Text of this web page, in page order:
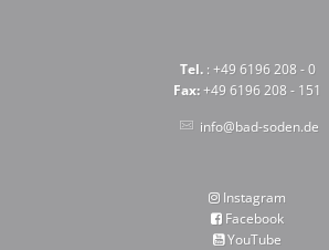
Tel.: +49 6196 208 - 0
Fax:+49 6196 208 - 151
info@bad-soden.de
Instagram
Facebook
YouTube